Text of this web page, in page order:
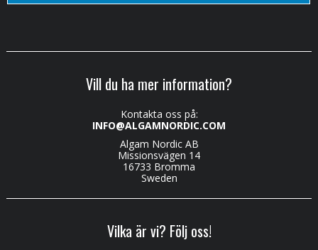
Vill du ha mer information?
Kontakta oss på:
INFO@ALGAMNORDIC.COM
Algam Nordic AB
Missionsvägen 14
16733 Bromma
Sweden
Vilka är vi? Följ oss!